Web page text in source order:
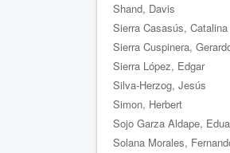
Shand, Davis
Sierra Casasús, Catalina
Sierra Cuspinera,
Sierra López, Edgar
Silva-Herzog, Jesús
Simon, Herbert
Sojo Garza Aldape,
Solana Morales,